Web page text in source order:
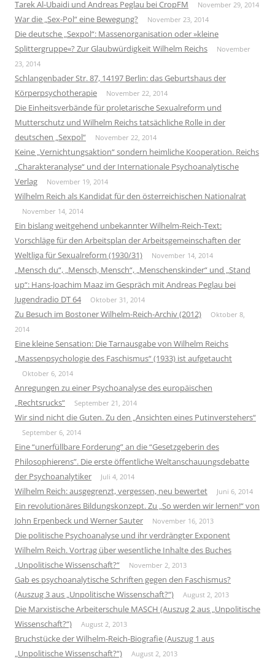
Tarek Al-Ubaidi und Andreas Peglau bei CropFM
November 29, 2014
War die „Sex-Pol“ eine Bewegung? November 23, 2014
Die deutsche „Sexpol“: Massenorganisation oder »kleine
Splittergruppe«? Zur Glaubwürdigkeit Wilhelm Reichs
November
23, 2014
Schlangenbader Str. 87, 14197 Berlin: das Geburtshaus der
Körperpsychotherapie
November 22, 2014
Die Einheitsverbände für proletarische Sexualreform und
Mutterschutz und Wilhelm Reichs tatsächliche Rolle in der
deutschen „Sexpol“
November 22, 2014
Keine „Vernichtungsaktion“ sondern heimliche Kooperation. Reichs
„Charakteranalyse“ und der Internationale Psychoanalytische
Verlag
November 19, 2014
Wilhelm Reich als Kandidat für den österreichischen Nationalrat
November 14, 2014
Ein bislang weitgehend unbekannter Wilhelm-Reich-Text:
Vorschläge für den Arbeitsplan der Arbeitsgemeinschaften der
Weltliga für Sexualreform (1930/31)
November 14, 2014
„Mensch du“, „Mensch, Mensch“, „Menschenskinder“ und „Stand
up“: Hans-Joachim Maaz im Gespräch mit Andreas Peglau bei
Jugendradio DT 64
Oktober 31, 2014
Zu Besuch im Bostoner Wilhelm-Reich-Archiv (2012)
Oktober 8,
2014
Eine kleine Sensation: Die Tarnausgabe von Wilhelm Reichs
„Massenpsychologie des Faschismus“ (1933) ist aufgetaucht
Oktober 6, 2014
Anregungen zu einer Psychoanalyse des europäischen
„Rechtsrucks“
September 21, 2014
Wir sind nicht die Guten. Zu den „Ansichten eines Putinverstehers“
September 6, 2014
Eine “unerfüllbare Forderung” an die “Gesetzgeberin des
Philosophierens”. Die erste öffentliche Weltanschauungsdebatte
der Psychoanalytiker
Juli 4, 2014
Wilhelm Reich: ausgegrenzt, vergessen, neu bewertet Juni 6, 2014
Ein revolutionäres Bildungskonzept. Zu „So werden wir lernen!“ von
John Erpenbeck und Werner Sauter
November 16, 2013
Die politische Psychoanalyse und ihr verdrängter Exponent
Wilhelm Reich. Vortrag über wesentliche Inhalte des Buches
„Unpolitische Wissenschaft?“
November 2, 2013
Gab es psychoanalytische Schriften gegen den Faschismus?
(Auszug 3 aus „Unpolitische Wissenschaft?“)
August 2, 2013
Die Marxistische Arbeiterschule MASCH (Auszug 2 aus „Unpolitische
Wissenschaft?“)
August 2, 2013
Bruchstücke der Wilhelm-Reich-Biografie (Auszug 1 aus
„Unpolitische Wissenschaft?“)
August 2, 2013